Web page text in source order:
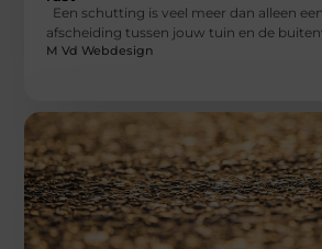
Een schutting is veel meer dan alleen
afscheiding tussen jouw tuin en de
M Vd Webdesign